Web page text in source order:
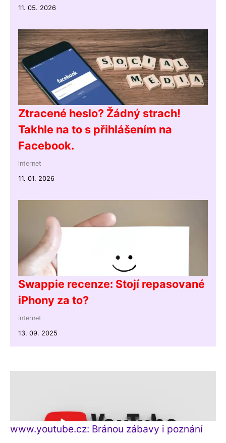
11. 05. 2026
Ztracené heslo? Žádný strach!
Takhle na to s přihlášením na
Facebook.
internet
11. 01. 2026
Swappie recenze: Stojí repasované
iPhony za to?
internet
13. 09. 2025
www.youtube.cz: Bránou zábavy i poznání